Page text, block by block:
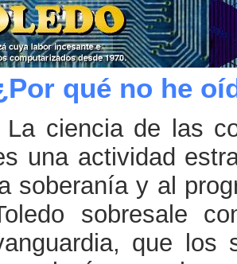
qué no he
La ciencia de las
una actividad
soberanía y al
sobresale
que los